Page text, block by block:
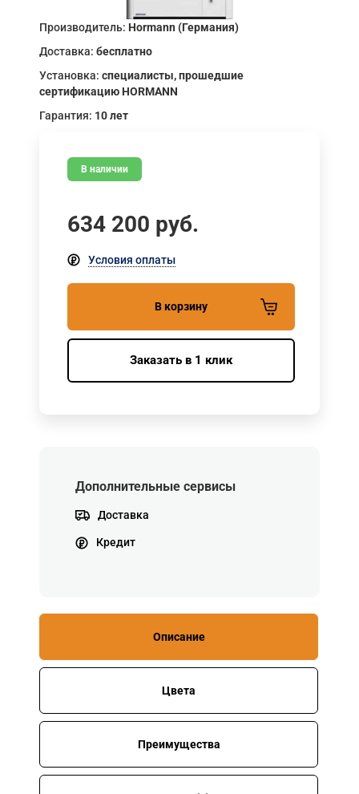
Производитель: Hormann (Германия)
Доставка: бесплатно
Установка: специалисты, прошедшие
сертификацию HORMANN
Гарантия: 10 лет
В наличии
634 200 руб.
Условия оплаты
В корзину
Заказать в 1 клик
Дополнительные сервисы
Доставка
Кредит
Описание
Цвета
Преимущества